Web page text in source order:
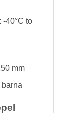
-40°C to
mm
barna